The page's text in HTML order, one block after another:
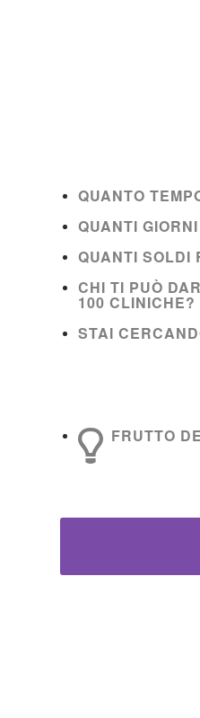
QUANTO
QUANTI
QUANTI SOLDI
CHI TI PUÒ
100 CLINICHE?
STAI
FRUTTO